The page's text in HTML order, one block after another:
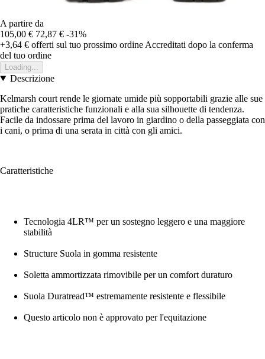
A partire da
105,00 € 72,87 € -31%
+3,64 € offerti sul tuo prossimo ordine Accreditati dopo la conferma
del tuo ordine
Loading...
Descrizione
Kelmarsh court rende le giornate umide più sopportabili grazie alle sue
pratiche caratteristiche funzionali e alla sua silhouette di tendenza.
Facile da indossare prima del lavoro in giardino o della passeggiata con
i cani, o prima di una serata in città con gli amici.
Caratteristiche
Tecnologia 4LR™ per un sostegno leggero e una maggiore
stabilità
Structure Suola in gomma resistente
Soletta ammortizzata rimovibile per un comfort duraturo
Suola Duratread™ estremamente resistente e flessibile
Questo articolo non è approvato per l'equitazione